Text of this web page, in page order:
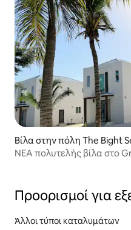
Βίλα στην πόλη The Bight
ΝΕΑ πολυτελής βίλα στο
Προορισμοί για
Άλλοι τύποι καταλυμάτων